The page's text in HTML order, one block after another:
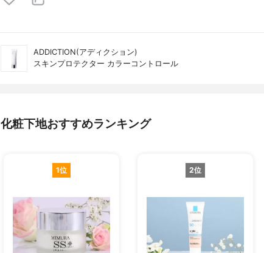
ADDICTION(アディクション)
スキンプロテクター カラーコントロール
化粧下地おすすめランキング
1位 2位